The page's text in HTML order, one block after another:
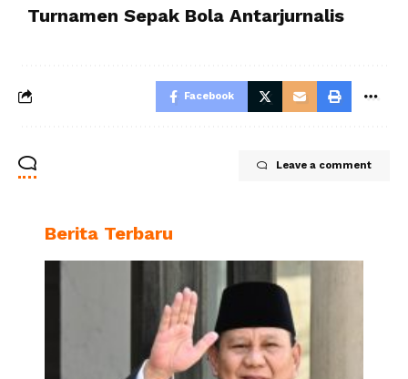
Turnamen Sepak Bola Antarjurnalis
Facebook
Leave a comment
Berita Terbaru